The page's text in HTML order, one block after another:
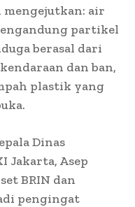
mengejutkan: air
partikel
berasal dari
dan ban,
plastik yang
Dinas
Jakarta, Asep
BRIN dan
pengingat